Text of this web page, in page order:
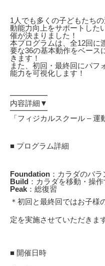
1人でも多くの子どもたち
動能力向上をサポートした
催が決まりました！
本プログラムは、全12回に
要な36の基本動作をベース
きます！
また、初回・最終回にパフ
能力を可視化します！
━━━━━
内容詳細▼
━━━━━
「フィジカルスクール – 運
■ プログラム詳細
Foundation ：カラダのバ
Build ：カラダを移動・操作
Peak ：総復習
＊初回と最終回ではお子様
定を実施させていただきま
■ 開催日時